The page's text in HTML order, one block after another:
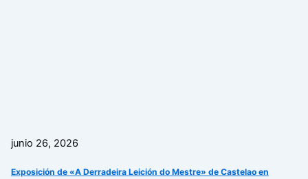
junio 26, 2026
Exposición de «A Derradeira Leición do Mestre» de Castelao en